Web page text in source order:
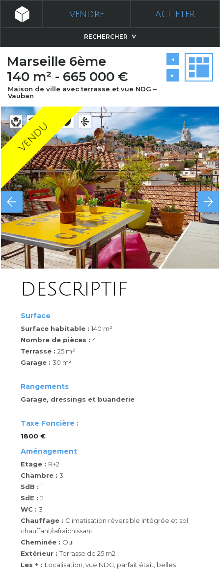
VENDRE ACHETER
RECHERCHER
Marseille 6ème
140 m² - 665 000 €
Maison de ville avec terrasse et vue NDG –
Vauban
Vendu
DESCRIPTIF
Surface
Surface habitable : 140 m²
Nombre de pièces : 4
Terrasse : 25 m²
Garage : 30 m²
Rangements
Garage, dressings et buanderie
Taxe Foncière :
1800 €
Aménagement
Etage : R+2
Chambre : 3
SdB : 1
SdE : 2
WC : 3
Chauffage : Climatisation réversible intégrée et sol
chauffant/rafraîchissant
Cheminée : Oui
Extérieur :Terrasse de 25 m2
Les + : Localisation, vue NDG, parfait était, belles